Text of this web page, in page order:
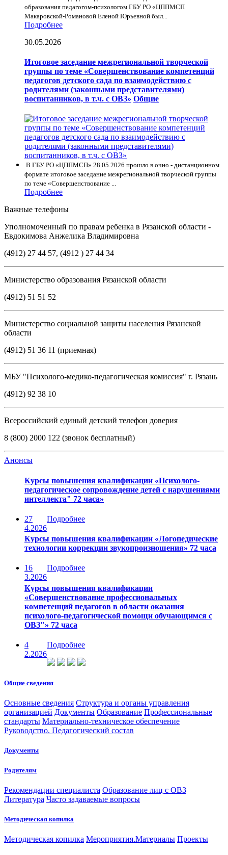
образования педагогом-психологом ГБУ РО «ЦППМСП
Макаровской-Романовой Еленой Юрьевной был...
Подробнее
30.05.2026
Итоговое заседание межрегиональной творческой
группы по теме «Совершенствование компетенций
педагогов детского сада по взаимодействию с
родителями (законными представителями)
воспитанников, в т.ч. с ОВЗ» Общие
В ГБУ РО «ЦППМСП» 28.05.2026 прошло в очно - дистанционном
формате итоговое заседание межрегиональной творческой группы
по теме «Совершенствование ...
Подробнее
Важные телефоны
Уполномоченный по правам ребенка в Рязанской области -
Евдокимова Анжелика Владимировна
(4912) 27 44 57, (4912 ) 27 44 34
Министерство образования Рязанской области
(4912) 51 51 52
Министерство социальной защиты населения Рязанской
области
(4912) 51 36 11 (приемная)
МБУ "Психолого-медико-педагогическая комиссия" г. Рязань
(4912) 92 38 10
Всероссийский единый детский телефон доверия
8 (800) 2000 122 (звонок бесплатный)
Анонсы
Курсы повышения квалификации «Психолого-
педагогическое сопровождение детей с нарушениями
интеллекта" 72 часа»
27
4.2026
Подробнее
Курсы повышения квалификации «Логопедические
технологии коррекции звукопроизношения» 72 часа
16
3.2026
Подробнее
Курсы повышения квалификации
«Совершенствование профессиональных
компетенций педагогов в области оказания
психолого-педагогической помощи обучающимся с
ОВЗ"» 72 часа
4
2.2026
Подробнее
Общие сведения
Основные сведения Структура и органы управления
организацией Документы Образование Профессиональные
стандарты Материально-техническое обеспечение
Руководство. Педагогический состав
Документы
Родителям
Рекомендации специалиста Образование лиц с ОВЗ
Литература Часто задаваемые вопросы
Методическая копилка
Методическая копилка Мероприятия.Материалы Проекты